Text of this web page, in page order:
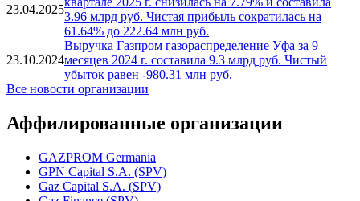
23.07.2025
6.36 млрд руб. Чистый убыток равен -625.06 млн
руб.
23.04.2025
Выручка Газпром газораспределение Уфа в 1
квартале 2025 г. снизилась на 7.79% и составила
3.96 млрд руб. Чистая прибыль сократилась на
61.64% до 222.64 млн руб.
23.10.2024
убыток равен -980.31 млн руб.
Аффилированные организации